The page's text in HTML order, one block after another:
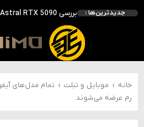
جدیدترین‌ها :
احتمال معرفی GeForce RTX 5070 SUPER با حافظه 18 گیگابایتی؛ ارتقای محسوس نسبت به مدل استاندارد
انویدیا DLSS 5 را با سه مدل هوش مصنوعی معرفی کرد؛ انتقادهای اولیه نتیجه داد
انویدیا پردازنده 88 هسته‌ای Vera را معرفی کرد؛ CPU اختصاصی برای نسل بعدی هوش مصنوعی
بالاخره سنسور Hotspot کارت‌های RTX 50 ظاهر شد؛ HWMonitor 1.65 تنها نماینده نمایش نیست
خانه › موبایل و تبلت ›
رم عرضه می‌شوند